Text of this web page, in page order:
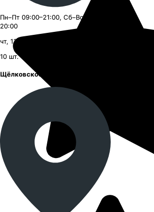
Пн–Пт 09:00–21:00, Сб–Вс 09:00–
20:00
чт, 13 августа, с 09:00
10 шт.
Щёлковское шоссе